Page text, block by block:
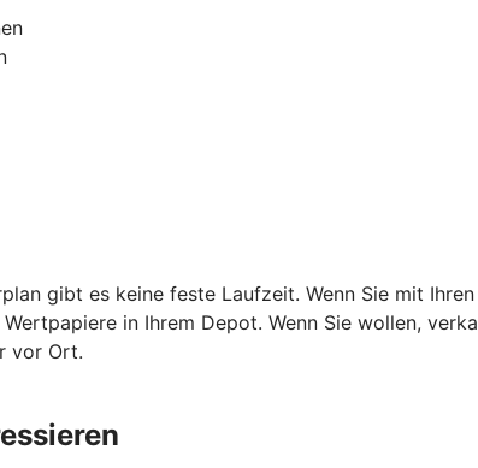
gibt es keine feste Laufzeit. Wenn Sie mit
in Ihrem Depot. Wenn Sie wollen,
vor Ort.